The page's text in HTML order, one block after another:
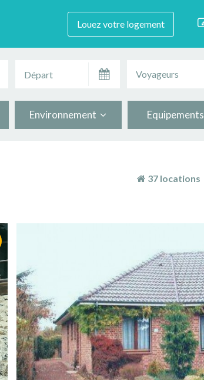
Louez votre logement
Voyageurs
Environnement Equipements
37 locations